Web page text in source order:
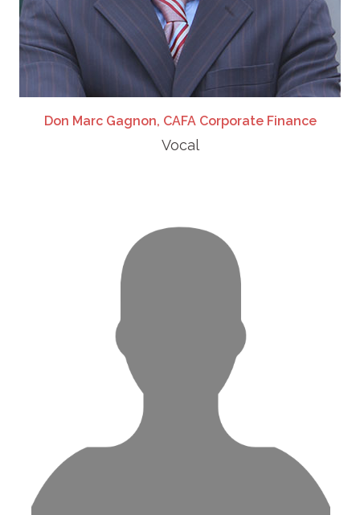
Don Marc Gagnon, CAFA Corporate Finance
Vocal